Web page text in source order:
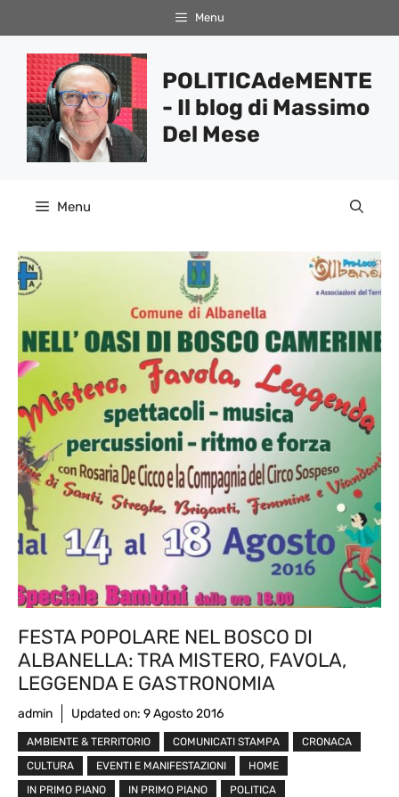
al
contenuto
Menu
POLITICAdeMENTE
- Il blog di Massimo
Del Mese
Menu
FESTA POPOLARE NEL BOSCO DI
ALBANELLA: TRA MISTERO, FAVOLA,
LEGGENDA E GASTRONOMIA
admin Updated on: 9 Agosto 2016
AMBIENTE & TERRITORIO COMUNICATI STAMPA
CRONACA
CULTURA
EVENTI E MANIFESTAZIONI
HOME
IN PRIMO PIANO
IN PRIMO PIANO
POLITICA